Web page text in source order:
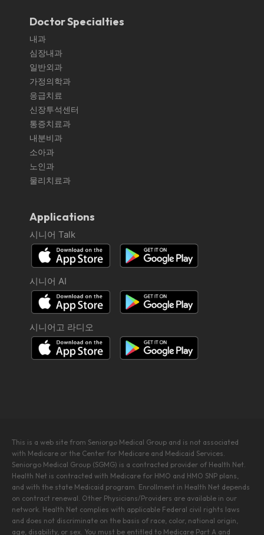
Doctor Specialties
내과
심장내과
일반외과
가정의학과
응급치료
신장투석센터
통증치료과
내분비과
소아과
노인과
물리치료과
Applications
시니어 Talk
시니어 AI
시니어고 라디오
This is a web site from Seniorgo Medical Group and is not associated
with Medicare or the Center for Medicare and Medicaid Services.
Seniorgo Medical Group (SGMG) is a contracted provider of Health Net.
Health Net is contracted with Medicare for HMO and HMO SNP plans,
and with the state Medicaid program. Enrollment in Health Net depends
on contract renewal. Other Physicians/Providers are available in our
network. Health Net complies with applicable Federal civil rights laws
and does not discriminate on the basis of race, color, national origin,
age, disability, or sex. You must be entitled to Medicare Part A and